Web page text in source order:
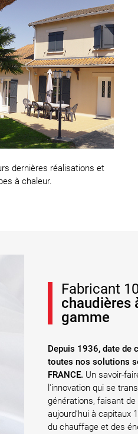
dernières réalisations et
à chaleur.
Fabricant
chaudières
gamme
Depuis 1936, date de
toutes nos solutions
FRANCE. Un savoir-
l'innovation qui se
générations, faisant de
aujourd’hui à capitaux
du chauffage et des